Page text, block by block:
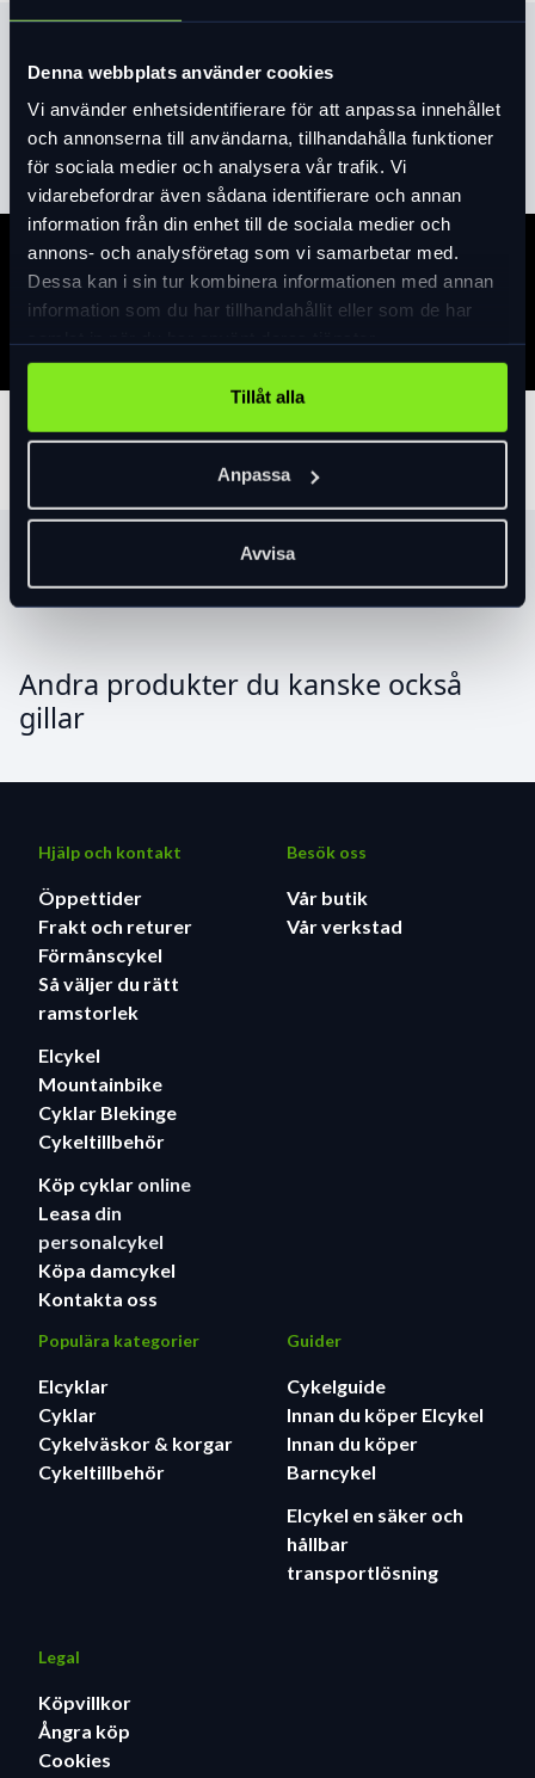
Denna webbplats använder cookies
Vi använder enhetsidentifierare för att anpassa innehållet
och annonserna till användarna, tillhandahålla funktioner
för sociala medier och analysera vår trafik. Vi
vidarebefordrar även sådana identifierare och annan
information från din enhet till de sociala medier och
annons- och analysföretag som vi samarbetar med.
Dessa kan i sin tur kombinera informationen med annan
information som du har tillhandahållit eller som de har
Tillåt alla
Anpassa
Avvisa
Produktinformation
Läs merexpand_more
Specifikation
Tillbehör
Produktrekommendationer
Andra produkter du kanske också
gillar
Hjälp och kontakt
Öppettider
Frakt och returer
Förmånscykel
Så väljer du rätt
ramstorlek
Elcykel
Mountainbike
Cyklar Blekinge
Cykeltillbehör
Köp cyklar online
Leasa din
personalcykel
Köpa damcykel
Kontakta oss
Besök oss
Vår butik
Vår verkstad
Populära kategorier
Elcyklar
Cyklar
Cykelväskor & korgar
Cykeltillbehör
Guider
Cykelguide
Innan du köper Elcykel
Innan du köper
Barncykel
Elcykel en säker och
hållbar
transportlösning
Legal
Köpvillkor
Ångra köp
Cookies